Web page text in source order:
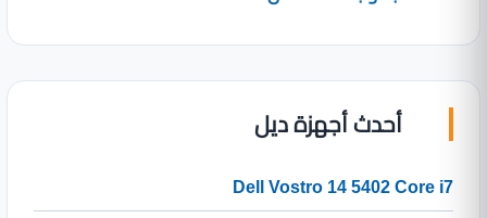
أحدث أجهزة ديل
Dell Vostro 14 5402 Core i7